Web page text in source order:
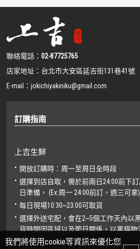
聯絡電話：02-87725765
店家地址： 台北市大安區延吉街131巷41號
E-mail：jokichiyakiniku@gmail.com
訂購指南
上吉生鮮
開放訂購時：周一至周日全時段
選擇到店自取，需於前兩日24:00前下
日準備， (Ex:周一 24:00前訂，週三可拿)
每日現場10:30~23:00可取貨
選擇外送宅配，會在2~5個工作天內以
貨時間因區域以及節日關係，以黑貓物
我們將使用cookie等資訊來優化您